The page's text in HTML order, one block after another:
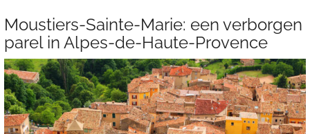
Moustiers-Sainte-Marie: een verborgen
parel in Alpes-de-Haute-Provence